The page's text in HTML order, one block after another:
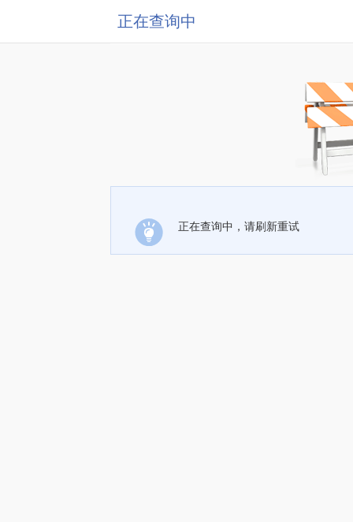
正在查询中
正在查询中，请刷新重试